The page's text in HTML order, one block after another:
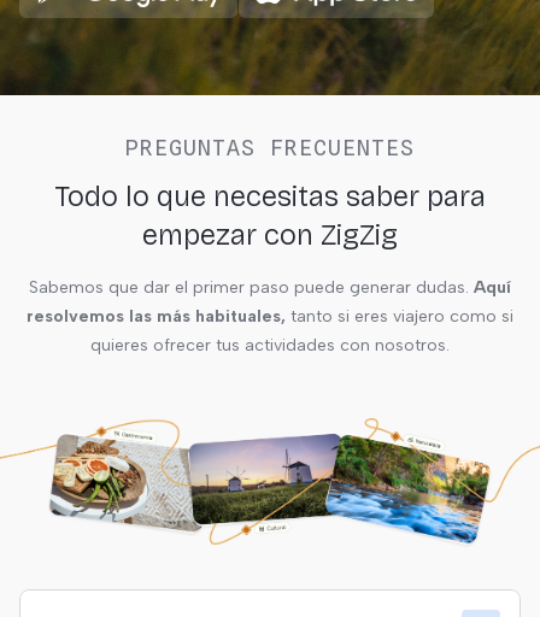
PREGUNTAS FRECUENTES
Todo lo que necesitas saber para
empezar con ZigZig
Sabemos que dar el primer paso puede generar dudas. Aquí
resolvemos las más habituales, tanto si eres viajero como si
quieres ofrecer tus actividades con nosotros.